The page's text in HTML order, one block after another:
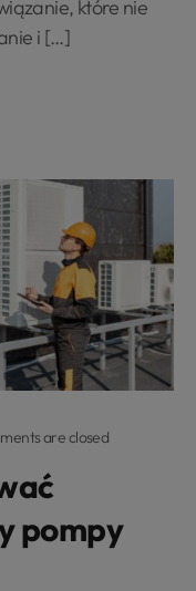
które nie
i […]
are closed
pompy